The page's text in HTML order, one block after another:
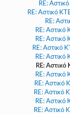
RE:
RE: Αστικό
RE:
RE:
RE:
RE: Αστικό
RE:
RE:
RE:
RE: Αστικό
RE: Αστικό
RE:
RE: Αστικό